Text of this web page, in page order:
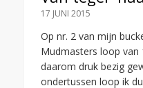
17 JUNI 2015
Op nr. 2 van mijn
Mudmasters loop van
daarom druk bezig
ondertussen loop ik